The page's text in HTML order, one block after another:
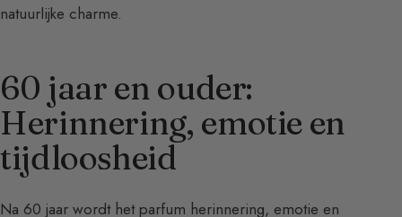
natuurlijke charme.
60 jaar en ouder:
Herinnering, emotie en
tijdloosheid
Na 60 jaar wordt het parfum herinnering, emotie en